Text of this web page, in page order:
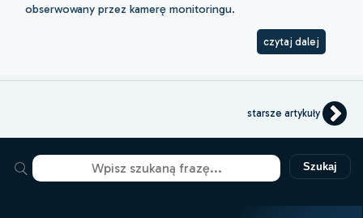
obserwowany przez kamerę monitoringu.
czytaj dalej
starsze artykuły
Szukaj